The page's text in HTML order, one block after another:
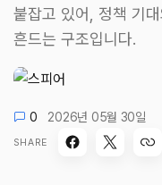
붙잡고 있어, 정책 기
흔드는 구조입니다.
0 2026년 05월 30일
SHARE